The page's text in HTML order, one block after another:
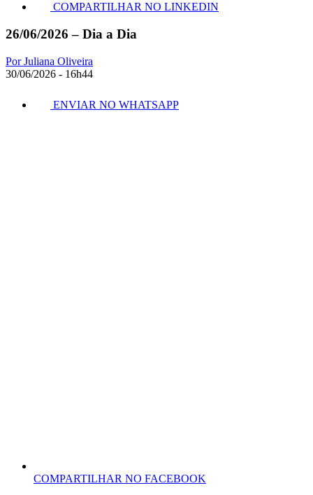
COMPARTILHAR NO LINKEDIN
26/06/2026 – Dia a Dia
Por Juliana Oliveira
30/06/2026 - 16h44
ENVIAR NO WHATSAPP
COMPARTILHAR NO FACEBOOK